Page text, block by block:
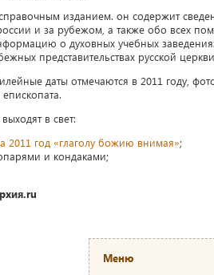
изданием. он содержит
и за рубежом, а также обо всех
о духовных учебных
представительствах русской
даты отмечаются в 2011 году,
в свет:
2011 год «глаголу божию внимая»;
и кондаками;
Меню